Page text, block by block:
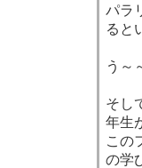
パラ
ると
う～
そし
年生
この
の学